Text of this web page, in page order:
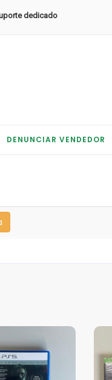
dedicado
DENUNCIAR VENDEDOR